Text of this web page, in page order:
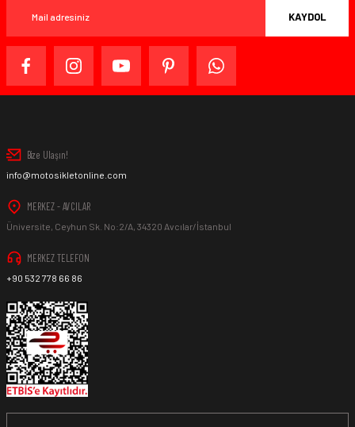
KAYDOL
Bize Ulaşın!
info@motosikletonline.com
MERKEZ - AVCILAR
Üniversite, Ceyhun Sk. No:2/A, 34320 Avcılar/İstanbul
MERKEZ TELEFON
+90 532 778 66 86